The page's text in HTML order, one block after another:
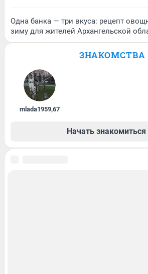
Одна банка — три вкуса: рецепт
зиму для жителей Архангельской
ЗНАКОМСТВА
mlada1959,67
Начать знакомиться